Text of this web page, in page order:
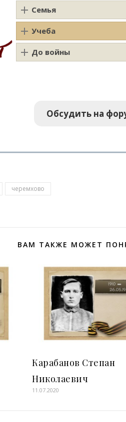
Семья
Учеба
До войны
Обсудить на
черемхово
ВАМ ТАКЖЕ МОЖЕТ
Карабанов Степан
Николаевич
11.07.2020